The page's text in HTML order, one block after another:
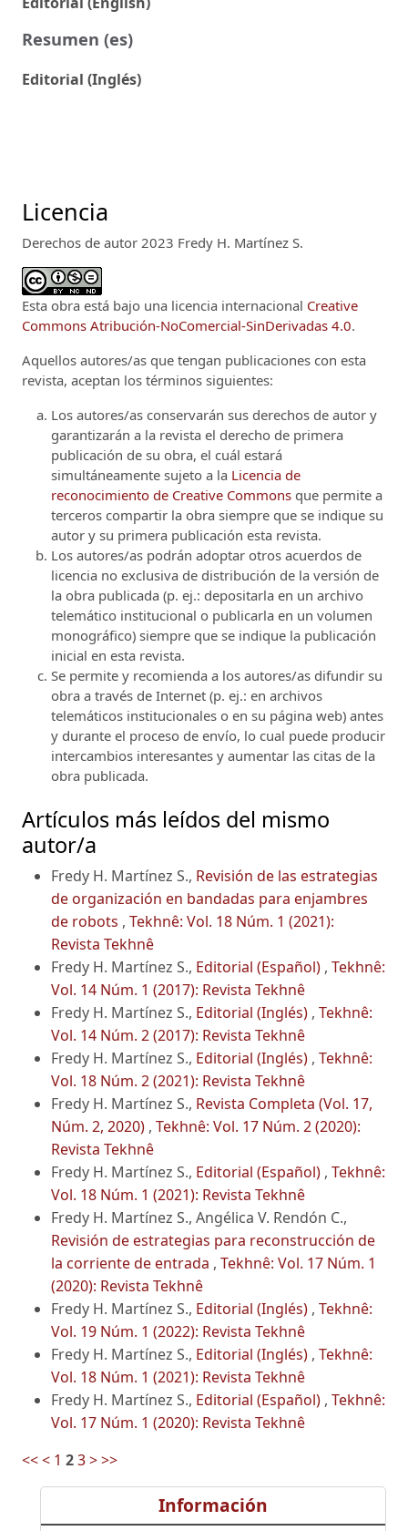
Resumen (es)
Editorial (Inglés)
Licencia
Derechos de autor 2023 Fredy H. Martínez S.
Esta obra está bajo una licencia internacional Creative
Commons Atribución-NoComercial-SinDerivadas 4.0.
Aquellos autores/as que tengan publicaciones con esta
revista, aceptan los términos siguientes:
Los autores/as conservarán sus derechos de autor y
garantizarán a la revista el derecho de primera
publicación de su obra, el cuál estará
simultáneamente sujeto a la Licencia de
reconocimiento de Creative Commons que permite a
terceros compartir la obra siempre que se indique su
autor y su primera publicación esta revista.
Los autores/as podrán adoptar otros acuerdos de
licencia no exclusiva de distribución de la versión de
la obra publicada (p. ej.: depositarla en un archivo
telemático institucional o publicarla en un volumen
monográfico) siempre que se indique la publicación
inicial en esta revista.
Se permite y recomienda a los autores/as difundir su
obra a través de Internet (p. ej.: en archivos
telemáticos institucionales o en su página web) antes
y durante el proceso de envío, lo cual puede producir
intercambios interesantes y aumentar las citas de la
obra publicada.
Artículos más leídos del mismo
autor/a
Fredy H. Martínez S., Revisión de las estrategias
de organización en bandadas para enjambres
de robots , Tekhnê: Vol. 18 Núm. 1 (2021):
Revista Tekhnê
Fredy H. Martínez S., Editorial (Español) , Tekhnê:
Vol. 14 Núm. 1 (2017): Revista Tekhnê
Fredy H. Martínez S., Editorial (Inglés) , Tekhnê:
Vol. 14 Núm. 2 (2017): Revista Tekhnê
Fredy H. Martínez S., Editorial (Inglés) , Tekhnê:
Vol. 18 Núm. 2 (2021): Revista Tekhnê
Fredy H. Martínez S., Revista Completa (Vol. 17,
Núm. 2, 2020) , Tekhnê: Vol. 17 Núm. 2 (2020):
Revista Tekhnê
Fredy H. Martínez S., Editorial (Español) , Tekhnê:
Vol. 18 Núm. 1 (2021): Revista Tekhnê
Fredy H. Martínez S., Angélica V. Rendón C.,
Revisión de estrategias para reconstrucción de
la corriente de entrada , Tekhnê: Vol. 17 Núm. 1
(2020): Revista Tekhnê
Fredy H. Martínez S., Editorial (Inglés) , Tekhnê:
Vol. 19 Núm. 1 (2022): Revista Tekhnê
Fredy H. Martínez S., Editorial (Inglés) , Tekhnê:
Vol. 18 Núm. 1 (2021): Revista Tekhnê
Fredy H. Martínez S., Editorial (Español) , Tekhnê:
Vol. 17 Núm. 1 (2020): Revista Tekhnê
<<< 1 23>>>
Información